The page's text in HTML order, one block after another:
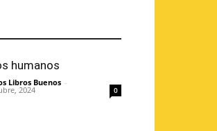
humanos
Libros Buenos -
2024 0